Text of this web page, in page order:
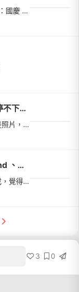
首先要先謝謝門市：沐容 攝影師：偉誠 攝助：國慶 造型師：CORA 為我的21歲生日寫真幫忙 ，剛進去門市沐容先熱情的介紹 並試穿禮服 甚至在我選不出來要哪件禮服時提供意見 到了拍照當天是有點小緊張的 但還好CORA邊...
📸 原来拍婚纱照，也可以笑到停不下来！🤣❤️
本来以为会很紧张，没想到最后收获的不只是照片，还有满满的快乐回忆……一张照片，可以留住一个瞬间；一组婚纱照、一组家庭照，可以收藏一辈子的幸福。❤️感谢时尚婚纱团队，用专业与热情陪伴我们完成这次婚纱照和家庭...
#婚戒分享 銀座白石、I-Diamond 、亞力詩婚戒心得
和先生有結婚共識後的第一件事情就是找婚戒，覺得戴上婚戒後就是認定了這個人的感覺。我們也說好不需要鑽戒，找個戴起來舒適、低調又細緻的對戒平日戴著就好。在各大版上爬文了很久，最後排了三家去諮詢。第一家：銀...
3 0